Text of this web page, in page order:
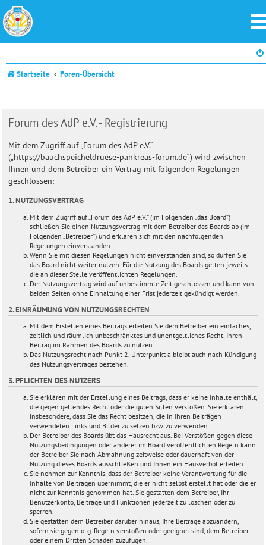
Startseite Foren-Übersicht
Forum des AdP e.V. - Registrierung
Mit dem Zugriff auf „Forum des AdP e.V.“
(„https://bauchspeicheldruese-pankreas-forum.de“) wird zwischen
Ihnen und dem Betreiber ein Vertrag mit folgenden Regelungen
geschlossen:
1. NUTZUNGSVERTRAG
Mit dem Zugriff auf „Forum des AdP e.V.“ (im Folgenden „das Board“)
schließen Sie einen Nutzungsvertrag mit dem Betreiber des Boards ab (im
Folgenden „Betreiber“) und erklären sich mit den nachfolgenden
Regelungen einverstanden.
Wenn Sie mit diesen Regelungen nicht einverstanden sind, so dürfen Sie
das Board nicht weiter nutzen. Für die Nutzung des Boards gelten jeweils
die an dieser Stelle veröffentlichten Regelungen.
Der Nutzungsvertrag wird auf unbestimmte Zeit geschlossen und kann von
beiden Seiten ohne Einhaltung einer Frist jederzeit gekündigt werden.
2. EINRÄUMUNG VON NUTZUNGSRECHTEN
Mit dem Erstellen eines Beitrags erteilen Sie dem Betreiber ein einfaches,
zeitlich und räumlich unbeschränktes und unentgeltliches Recht, Ihren
Beitrag im Rahmen des Boards zu nutzen.
Das Nutzungsrecht nach Punkt 2, Unterpunkt a bleibt auch nach Kündigung
des Nutzungsvertrages bestehen.
3. PFLICHTEN DES NUTZERS
Sie erklären mit der Erstellung eines Beitrags, dass er keine Inhalte enthält,
die gegen geltendes Recht oder die guten Sitten verstoßen. Sie erklären
insbesondere, dass Sie das Recht besitzen, die in Ihren Beiträgen
verwendeten Links und Bilder zu setzen bzw. zu verwenden.
Der Betreiber des Boards übt das Hausrecht aus. Bei Verstößen gegen diese
Nutzungsbedingungen oder anderer im Board veröffentlichten Regeln kann
der Betreiber Sie nach Abmahnung zeitweise oder dauerhaft von der
Nutzung dieses Boards ausschließen und Ihnen ein Hausverbot erteilen.
Sie nehmen zur Kenntnis, dass der Betreiber keine Verantwortung für die
Inhalte von Beiträgen übernimmt, die er nicht selbst erstellt hat oder die er
nicht zur Kenntnis genommen hat. Sie gestatten dem Betreiber, Ihr
Benutzerkonto, Beiträge und Funktionen jederzeit zu löschen oder zu
sperren.
Sie gestatten dem Betreiber darüber hinaus, Ihre Beiträge abzuändern,
sofern sie gegen o. g. Regeln verstoßen oder geeignet sind, dem Betreiber
oder einem Dritten Schaden zuzufügen.